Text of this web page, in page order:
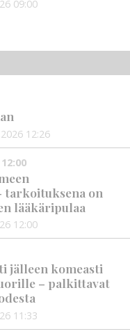
09:00
12:26
tarkoituksena on
lääkäripulaa
12:00
jälleen komeasti
– palkittavat
11:33